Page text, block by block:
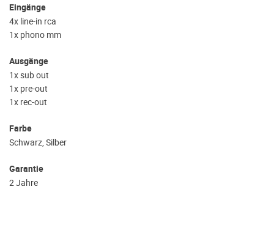
Eingänge
4x line-in rca
1x phono mm
Ausgänge
1x sub out
1x pre-out
1x rec-out
Farbe
Schwarz, Silber
Garantie
2 Jahre